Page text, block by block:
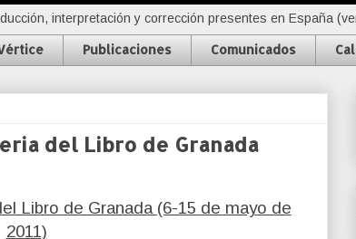
interpretación y corrección presentes en España
Publicaciones Comunicados
del Libro de Granada
Libro de Granada (6-15 de mayo de
2011)